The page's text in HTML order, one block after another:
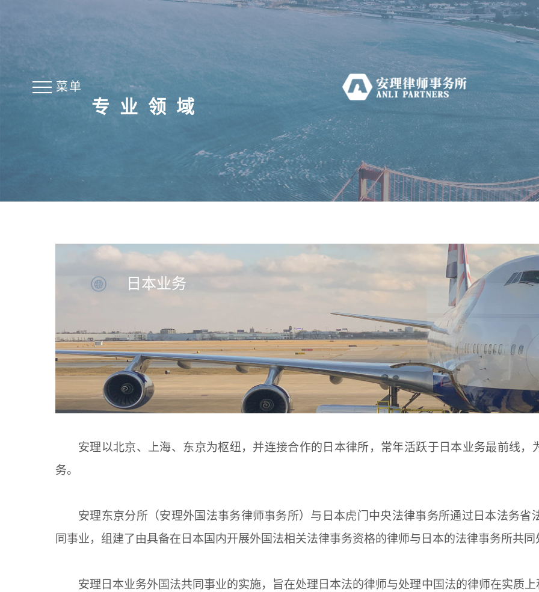
菜单
专业领域
日本业务
安理以北京、上海、东京为枢纽，并连接合作的日本律所，常年活跃于日本业务最前线
务。
安理东京分所（安理外国法事务律师事务所）与日本虎门中央法律事务所通过日本法务省
同事业，组建了由具备在日本国内开展外国法相关法律事务资格的律师与日本的法律事务所共同
安理日本业务外国法共同事业的实施，旨在处理日本法的律师与处理中国法的律师在实质